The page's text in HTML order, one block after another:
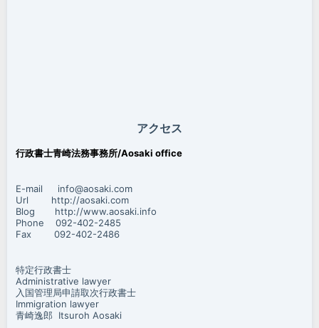
アクセス
行政書士青崎法務事務所/Aosaki office
E-mail info@aosaki.com
Url http://aosaki.com
Blog http://www.aosaki.info
Phone 092-402-2485
Fax 092-402-2486
特定行政書士
Administrative lawyer
入国管理局申請取次行政書士
Immigration lawyer
青崎逸郎 Itsuroh Aosaki